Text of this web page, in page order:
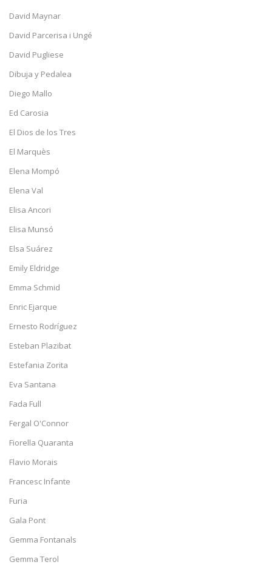
David Maynar
David Parcerisa i Ungé
David Pugliese
Dibuja y Pedalea
Diego Mallo
Ed Carosia
El Dios de los Tres
El Marquès
Elena Mompó
Elena Val
Elisa Ancori
Elisa Munsó
Elsa Suárez
Emily Eldridge
Emma Schmid
Enric Ejarque
Ernesto Rodríguez
Esteban Plazibat
Estefania Zorita
Eva Santana
Fada Full
Fergal O'Connor
Fiorella Quaranta
Flavio Morais
Francesc Infante
Furia
Gala Pont
Gemma Fontanals
Gemma Terol